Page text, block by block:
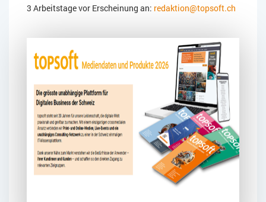
3 Arbeitstage vor Erscheinung an: redaktion@topsoft.ch